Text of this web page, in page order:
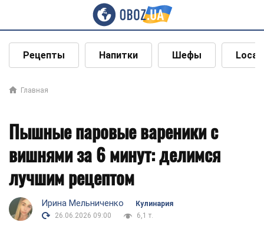
Рецепты Напитки Шефы Local
Главная
Пышные паровые вареники с
вишнями за 6 минут: делимся
лучшим рецептом
Ирина Мельниченко
Кулинария
26.06.2026 09:00
6,1 т.